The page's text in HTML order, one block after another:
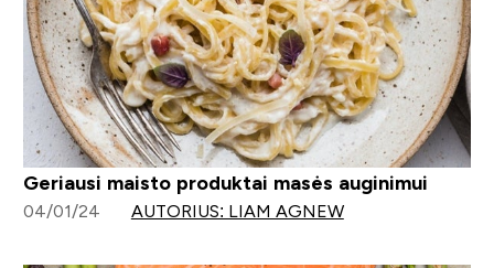
Geriausi maisto produktai masės auginimui
04/01/24 AUTORIUS: LIAM AGNEW